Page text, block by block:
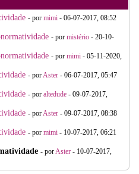
- por mimi - 06-07-2017, 08:52
- por mistério - 20-10-
- por mimi - 05-11-2020,
- porAster - 06-07-2017, 05:47
- por altedude - 09-07-2017,
- porAster - 09-07-2017, 08:38
- por mimi - 10-07-2017, 06:21
- porAster - 10-07-2017,